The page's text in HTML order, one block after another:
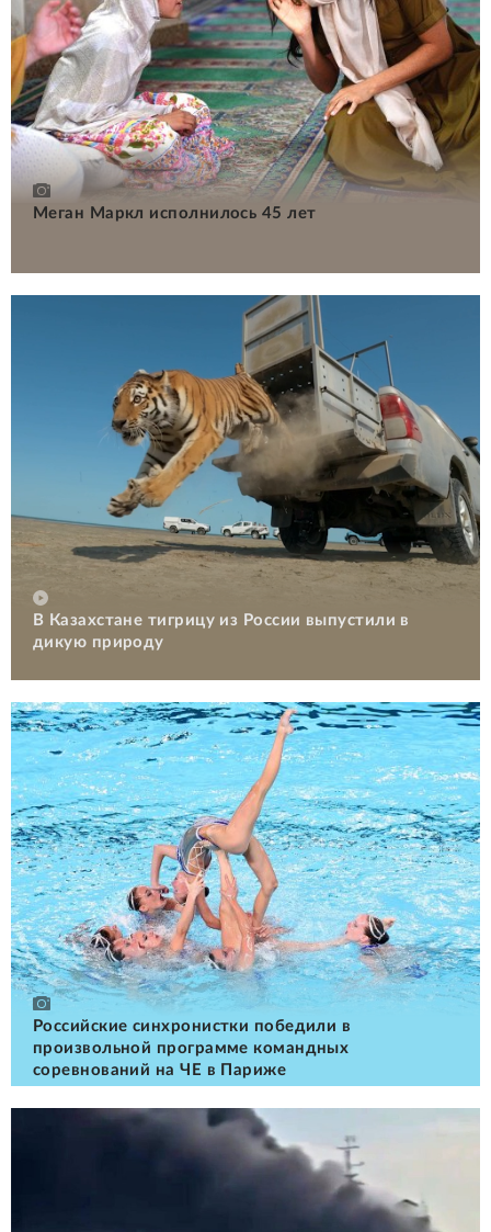
Меган Маркл исполнилось 45 лет
В Казахстане тигрицу из России выпустили в
дикую природу
Российские cинхронистки победили в
произвольной программе командных
соревнований на ЧЕ в Париже